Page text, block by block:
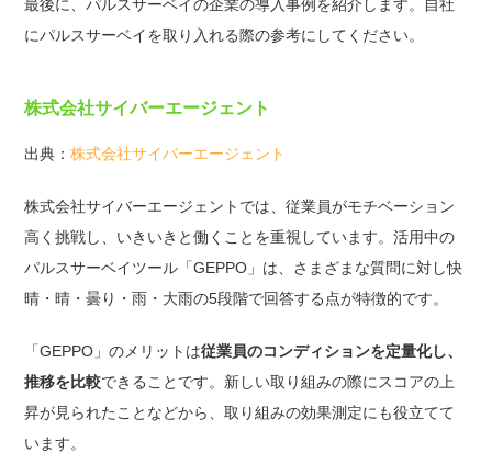
最後に、パルスサーベイの企業の導入事例を紹介します。自社
にパルスサーベイを取り入れる際の参考にしてください。
株式会社サイバーエージェント
出典：株式会社サイバーエージェント
株式会社サイバーエージェントでは、従業員がモチベーション
高く挑戦し、いきいきと働くことを重視しています。活用中の
パルスサーベイツール「GEPPO」は、さまざまな質問に対し快
晴・晴・曇り・雨・大雨の5段階で回答する点が特徴的です。
「GEPPO」のメリットは従業員のコンディションを定量化し、
推移を比較できることです。新しい取り組みの際にスコアの上
昇が見られたことなどから、取り組みの効果測定にも役立てて
います。